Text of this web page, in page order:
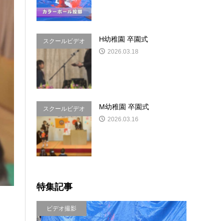
スクールビデオ
&写真
H幼稚園 卒園式
2026.03.18
スクールビデオ
&写真
M幼稚園 卒園式
2026.03.16
特集記事
ビデオ撮影